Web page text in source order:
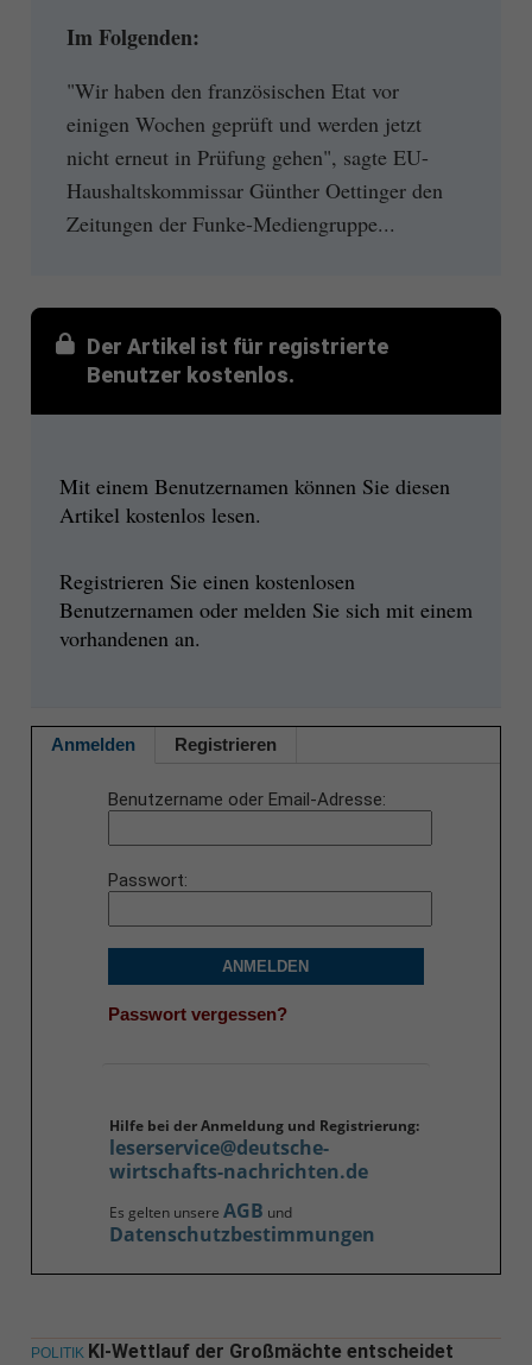
Im Folgenden:
"Wir haben den französischen Etat vor
einigen Wochen geprüft und werden jetzt
nicht erneut in Prüfung gehen", sagte EU-
Haushaltskommissar Günther Oettinger den
Zeitungen der Funke-Mediengruppe...
Der Artikel ist für registrierte
Benutzer kostenlos.
Mit einem Benutzernamen können Sie diesen
Artikel kostenlos lesen.
Registrieren Sie einen kostenlosen
Benutzernamen oder melden Sie sich mit einem
vorhandenen an.
Anmelden Registrieren
Benutzername oder Email-Adresse
Passwort
ANMELDEN
Passwort vergessen?
Hilfe bei der Anmeldung und Registrierung:
leserservice@deutsche-
wirtschafts-nachrichten.de
Es gelten unsere AGB und
Datenschutzbestimmungen
POLITIK KI-Wettlauf der Großmächte entscheidet